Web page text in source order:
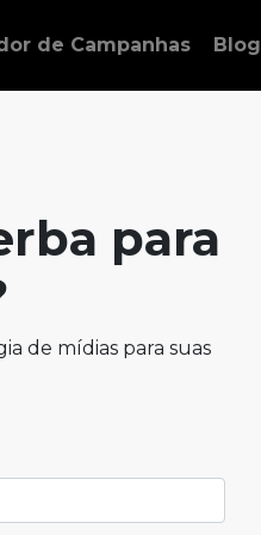
de Campanhas Blog
para
de mídias para suas